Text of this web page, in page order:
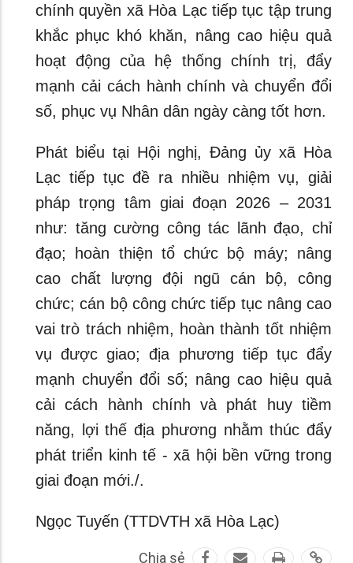
chính quyền xã Hòa Lạc tiếp tục tập trung
khắc phục khó khăn, nâng cao hiệu quả
hoạt động của hệ thống chính trị, đẩy
mạnh cải cách hành chính và chuyển đổi
số, phục vụ Nhân dân ngày càng tốt hơn.
Phát biểu tại Hội nghị, Đảng ủy xã Hòa
Lạc tiếp tục đề ra nhiều nhiệm vụ, giải
pháp trọng tâm giai đoạn 2026 – 2031
như: tăng cường công tác lãnh đạo, chỉ
đạo; hoàn thiện tổ chức bộ máy; nâng
cao chất lượng đội ngũ cán bộ, công
chức; cán bộ công chức tiếp tục nâng cao
vai trò trách nhiệm, hoàn thành tốt nhiệm
vụ được giao; địa phương tiếp tục đẩy
mạnh chuyển đổi số; nâng cao hiệu quả
cải cách hành chính và phát huy tiềm
năng, lợi thế địa phương nhằm thúc đẩy
phát triển kinh tế - xã hội bền vững trong
giai đoạn mới./.
Ngọc Tuyến (TTDVTH xã Hòa Lạc)
Chia sẻ